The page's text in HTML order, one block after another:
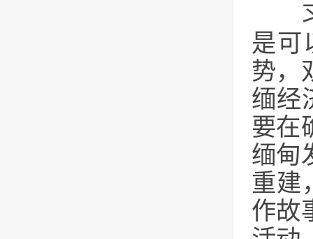
习
是可
势，
缅经
要在
缅甸
重建
作故